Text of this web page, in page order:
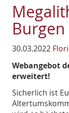
30.03.2022
Webangebot
erweitert!
Sicherlich ist